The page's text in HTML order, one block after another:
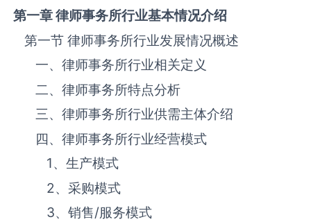
第一章 律师事务所行业基本情况介绍
第一节 律师事务所‌‌‌行业发展情况概述
一、律师事务所‌‌‌行业相关定义
二、律师事务所‌‌‌特点分析
三、律师事务所‌‌‌行业供需主体介绍
四、律师事务所‌‌‌行业经营模式
1、生产模式
2、采购模式
3、销售/服务模式